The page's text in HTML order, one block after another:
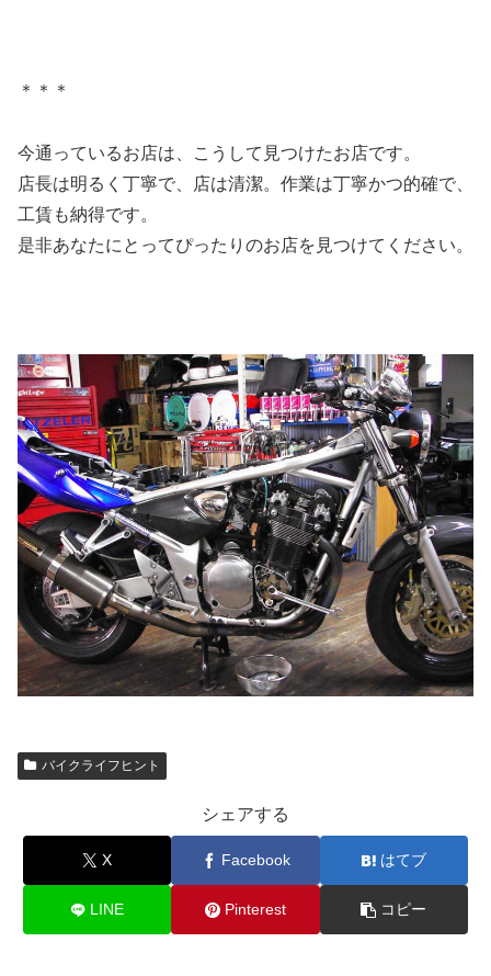
＊＊＊
今通っているお店は、こうして見つけたお店です。
店長は明るく丁寧で、店は清潔。作業は丁寧かつ的確で、
工賃も納得です。
是非あなたにとってぴったりのお店を見つけてください。
バイクライフヒント
シェアする
X Facebook はてブ
LINE Pinterest コピー